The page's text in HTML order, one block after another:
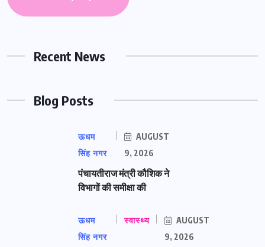
Recent News
Blog Posts
ऊधम
सिंह नगर
AUGUST
9, 2026
पंचायतीराज मंत्री कौशिक ने
विभागों की समीक्षा की
ऊधम
सिंह नगर
स्वास्थ्य
AUGUST
9, 2026